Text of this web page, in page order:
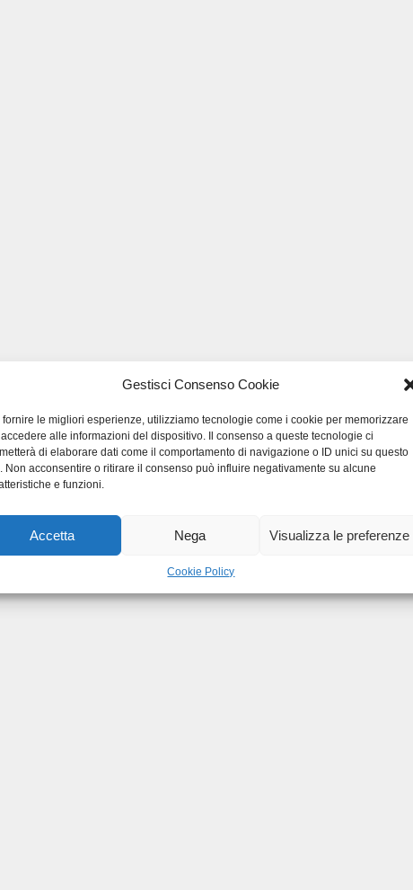
Gestisci Consenso Cookie
fornire le migliori esperienze, utilizziamo tecnologie come i cookie per memorizzare
alle informazioni del dispositivo. Il consenso a queste tecnologie ci
di elaborare dati come il comportamento di navigazione o ID unici su questo
Non acconsentire o ritirare il consenso può influire negativamente su alcune
e funzioni.
Accetta Nega Visualizza le preferenze
Cookie Policy